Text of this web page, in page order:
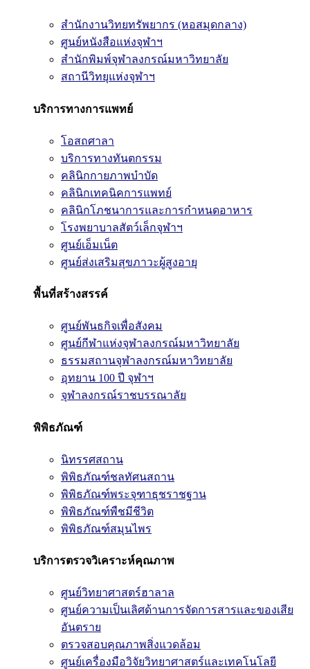
สำนักงานวิทยทรัพยากร (หอสมุดกลาง)
ศูนย์หนังสือแห่งจุฬาฯ
สำนักพิมพ์จุฬาลงกรณ์มหาวิทยาลัย
สถานีวิทยุแห่งจุฬาฯ
บริการทางการแพทย์
โอสถศาลา
บริการทางทันตกรรม
คลินิกกายภาพบำบัด
คลินิกเทคนิคการแพทย์
คลินิกโภชนาการและการกำหนดอาหาร
โรงพยาบาลสัตว์เล็กจุฬาฯ
ศูนย์เอ็มเน็ต
ศูนย์ส่งเสริมสุขภาวะผู้สูงอายุ
พื้นที่สร้างสรรค์
ศูนย์พันธกิจเพื่อสังคม
ศูนย์กีฬาแห่งจุฬาลงกรณ์มหาวิทยาลัย
ธรรมสถานจุฬาลงกรณ์มหาวิทยาลัย
อุทยาน 100 ปี จุฬาฯ
จุฬาลงกรณ์ราชบรรณาลัย
พิพิธภัณฑ์
นิทรรศสถาน
พิพิธภัณฑ์ชลทัศนสถาน
พิพิธภัณฑ์พระจุฑาธุชราชฐาน
พิพิธภัณฑ์พืชมีชีวิต
พิพิธภัณฑ์สมุนไพร
บริการตรวจวิเคราะห์คุณภาพ
ศูนย์วิทยาศาสตร์ฮาลาล
ศูนย์ความเป็นเลิศด้านการจัดการสารและของเสีย
อันตราย
ตรวจสอบคุณภาพสิ่งแวดล้อม
ศูนย์เครื่องมือวิจัยวิทยาศาสตร์และเทคโนโลยี